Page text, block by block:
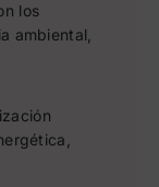
los
ambiental,